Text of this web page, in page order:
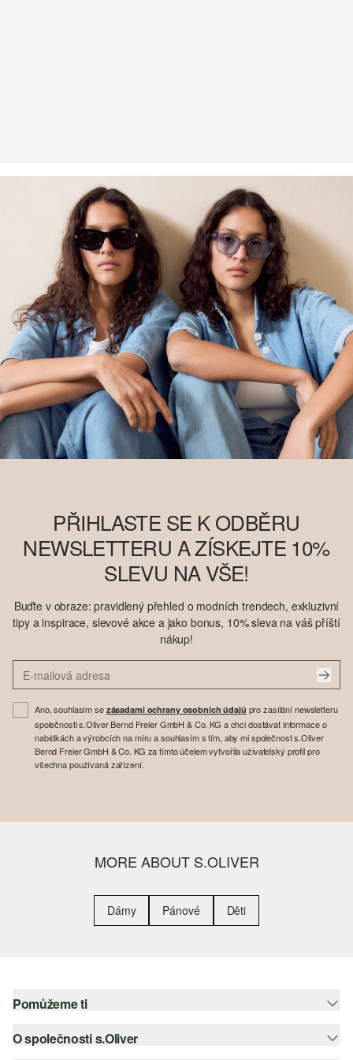
PŘIHLASTE SE K ODBĚRU
NEWSLETTERU A ZÍSKEJTE 10%
SLEVU NA VŠE!
Buďte v obraze: pravidlený přehled o modních trendech, exkluzivní
tipy a inspirace, slevové akce a jako bonus, 10% sleva na váš příští
nákup!
Ano, souhlasím se zásadami ochrany osobních údajů pro zasílání newsletteru
společnosti s.Oliver Bernd Freier GmbH & Co. KG a chci dostávat informace o
nabídkách a výrobcích na míru a souhlasím s tím, aby mi společnost s.Oliver
Bernd Freier GmbH & Co. KG za tímto účelem vytvořila uživatelský profil pro
všechna používaná zařízení.
MORE ABOUT S.OLIVER
Dámy Pánové Děti
Pomůžeme ti
Nápověda – často kladené otázky
O společnosti s.Oliver